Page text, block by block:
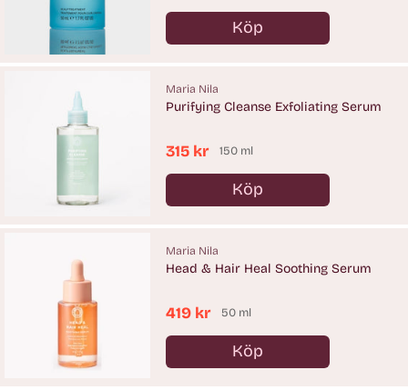
pris
Köp
Antal
Maria Nila
Purifying Cleanse Exfoliating Serum
315 kr 150 ml
Köp
Antal
Maria Nila
Head & Hair Heal Soothing Serum
419 kr 50 ml
Köp
Antal